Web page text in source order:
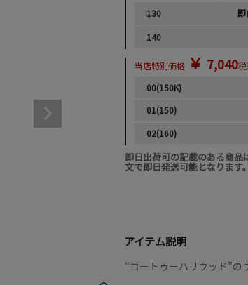
130
140
当店特別価格 ￥ 7,040
00(150K)
01(150)
02(160)
即日出荷可の記載のある商
文で即日発送可能となります。
アイテム説明
“ゴートゥーハリウッド”の